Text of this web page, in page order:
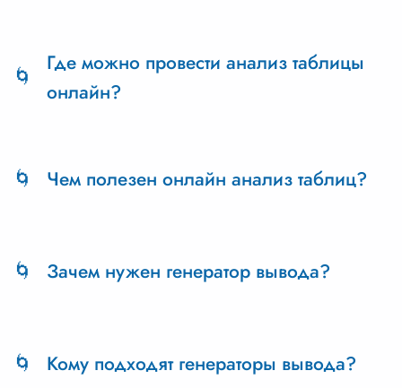
и усилий при обработке данных в
исследованиях и бизнес-аналитике.
Где можно провести анализ таблицы
онлайн?
платформе TextPlus, которая использует
технологии искусственного интеллекта.
Чем полезен онлайн анализ таблиц?
время и усилия, обеспечивая быстрый и
точный доступ к результатам анализа данных
Зачем нужен генератор вывода?
упрощения процессов обработки больших
данных, повышая эффективность работы.
Кому подходят генераторы вывода?